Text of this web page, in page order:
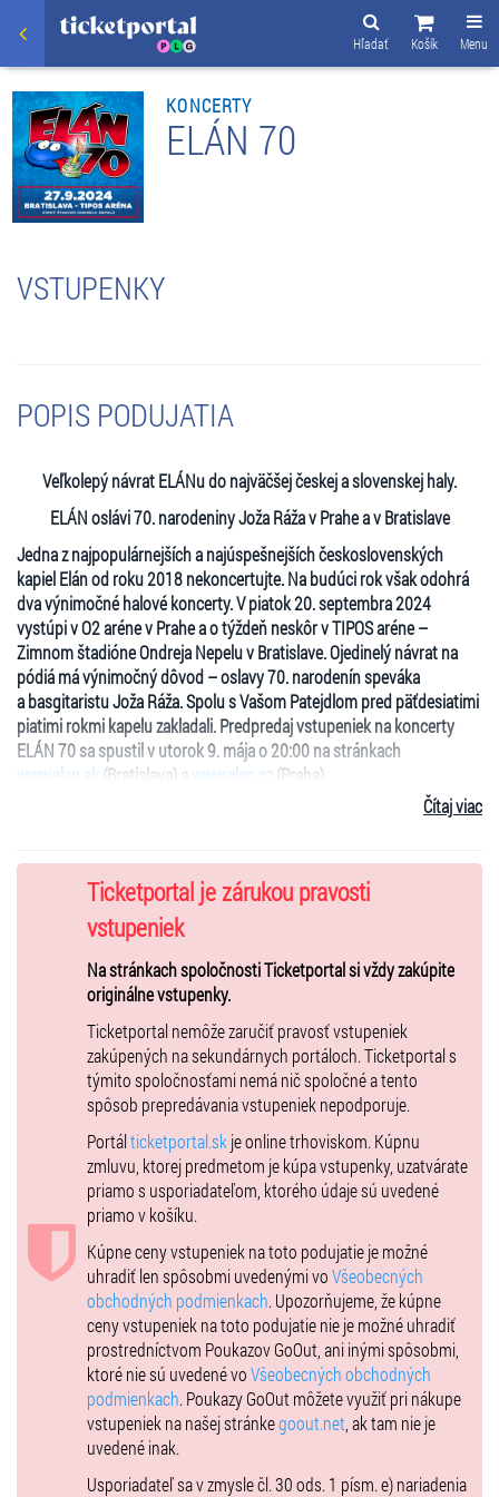
Menu
Košík
Hľadať
KONCERTY
ELÁN 70
VSTUPENKY
POPIS PODUJATIA
Veľkolepý návrat ELÁNu do najväčšej českej a slovenskej haly.
ELÁN oslávi 70. narodeniny Joža Ráža v Prahe a v Bratislave
Jedna z najpopulárnejších a najúspešnejších československých
kapiel Elán od roku 2018 nekoncertujte. Na budúci rok však odohrá
dva výnimočné halové koncerty. V piatok 20. septembra 2024
vystúpi v O2 aréne v Prahe a o týždeň neskôr v TIPOS aréne –
Zimnom štadióne Ondreja Nepelu v Bratislave. Ojedinelý návrat na
pódiá má výnimočný dôvod – oslavy 70. narodenín speváka
a basgitaristu Joža Ráža. Spolu s Vašom Patejdlom pred päťdesiatimi
piatimi rokmi kapelu zakladali. Predpredaj vstupeniek na koncerty
ELÁN 70 sa spustil v utorok 9. mája o 20:00 na stránkach
www.elan.sk (Bratislava) a www.elan.cz (Praha).
„Fanúšikovia, ktorí milujú hudbu Elánu, dostávajú unikátnu možnosť
v to ani nedúfala. Skupina totiž ohlásila koniec svojej koncertnej
kariéry. Páni ale stále majú elán na rozdávanie a chcú sa oň podeliť
s poslucháčmi a osláviť tak narodeniny. Fanúšikovia si budú môcť
s Elánom zaspievať skladby, ktoré ich sprevádzali veľkou časťou
povedal manažér Elánu Michal Čimera. Ten zároveň dodal, že
kapela neplánuje ďalšie koncerty.
Elán odohral svoje posledné turné v roku 2018, kedy svoje veľkolepé
československé halové a open air koncerty plné vizuálnych efektov
a projekcií skončil vo vypredanej pražskej O2 aréne. Kapela sa vtedy
rozrástla o dychovú sekciu, sláčiky aj vokalistky. Jožo Ráž potom
vyhlásil, že chce skončiť na vrchole slávy, i keď pripustil, že by sa
mohol s muzikantami ešte niekde objaviť, ak k tomu bude skutočne
výnimočný dôvod.
Skupina Elán vznikla v roku 1968. Vydala pätnásť štúdiových
albumov, päť anglických albumov a viacero kompilácií. Za ich predaje
získala kapela neuveriteľných 25 platinových platní. Koncert Elánu na
Letnej si nenechalo ujsť 100 tisíc fanúšikov. Československé legendy
v roku 2007 vypredali aj slávnu Carnegie Hall v New Yorku.
Facebook event Praha :
https://www.facebook.com/events/611507730996475
Facebook event Bratislava :
https://www.facebook.com/events/903465424042059
VIP výhody (C29)
- VIP tribúna s nejlepším výhľadom
Čítaj viac
Ticketportal je zárukou pravosti
vstupeniek
Na stránkach spoločnosti Ticketportal si vždy zakúpite
originálne vstupenky.
Ticketportal nemôže zaručiť pravosť vstupeniek
zakúpených na sekundárnych portáloch. Ticketportal s
týmito spoločnosťami nemá nič spoločné a tento
spôsob prepredávania vstupeniek nepodporuje.
Portálticketportal.skje online trhoviskom. Kúpnu
zmluvu, ktorej predmetom je kúpa vstupenky, uzatvárate
priamo s usporiadateľom, ktorého údaje sú uvedené
priamo v košíku.
Kúpne ceny vstupeniek na toto podujatie je možné
uhradiť len spôsobmi uvedenými voVšeobecných
obchodných podmienkach. Upozorňujeme, že kúpne
ceny vstupeniek na toto podujatie nie je možné uhradiť
prostredníctvom Poukazov GoOut, ani inými spôsobmi,
ktoré nie sú uvedené voVšeobecných obchodných
podmienkach. Poukazy GoOut môžete využiť pri nákupe
vstupeniek na našej stránkegoout.net, ak tam nie je
uvedené inak.
Usporiadateľ sa v zmysle čl. 30 ods. 1 písm. e) nariadenia